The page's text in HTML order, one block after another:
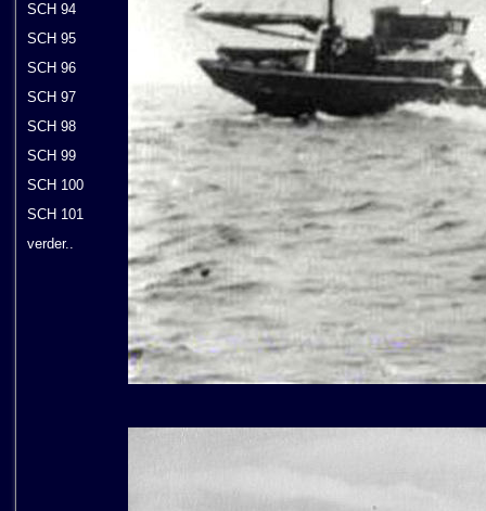
SCH 94
SCH 95
SCH 96
SCH 97
SCH 98
SCH 99
SCH 100
SCH 101
verder..